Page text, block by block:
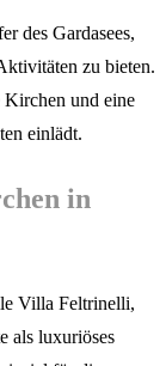
des Gardasees,
zu bieten.
Kirchen und eine
einlädt.
in
Villa Feltrinelli,
als luxuriöses